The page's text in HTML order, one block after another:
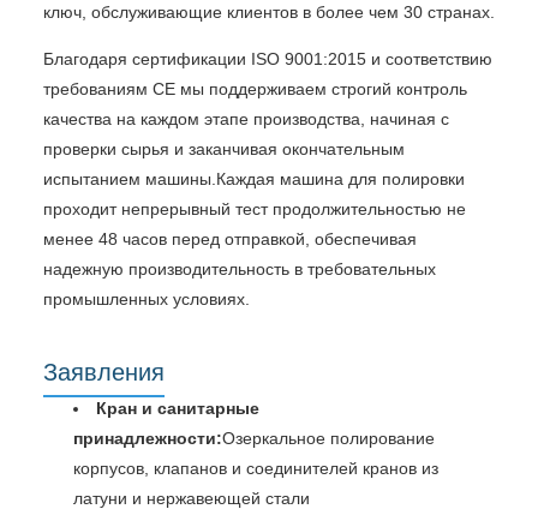
ключ, обслуживающие клиентов в более чем 30 странах.
Благодаря сертификации ISO 9001:2015 и соответствию
требованиям CE мы поддерживаем строгий контроль
качества на каждом этапе производства, начиная с
проверки сырья и заканчивая окончательным
испытанием машины.Каждая машина для полировки
проходит непрерывный тест продолжительностью не
менее 48 часов перед отправкой, обеспечивая
надежную производительность в требовательных
промышленных условиях.
Заявления
Кран и санитарные
принадлежности:Озеркальное полирование
корпусов, клапанов и соединителей кранов из
латуни и нержавеющей стали